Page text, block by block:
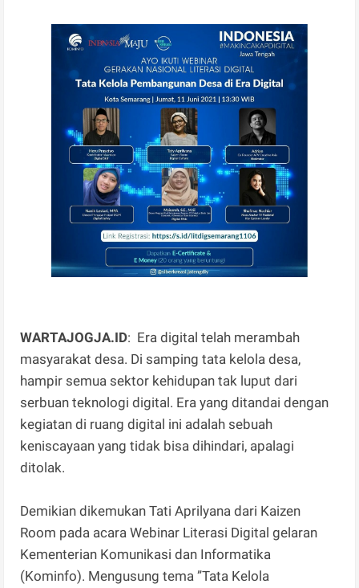
WARTAJOGJA.ID: Era digital telah merambah
masyarakat desa. Di samping tata kelola desa,
hampir semua sektor kehidupan tak luput dari
serbuan teknologi digital. Era yang ditandai dengan
kegiatan di ruang digital ini adalah sebuah
keniscayaan yang tidak bisa dihindari, apalagi
ditolak.
Demikian dikemukan Tati Aprilyana dari Kaizen
Room pada acara Webinar Literasi Digital gelaran
Kementerian Komunikasi dan Informatika
(Kominfo). Mengusung tema ”Tata Kelola